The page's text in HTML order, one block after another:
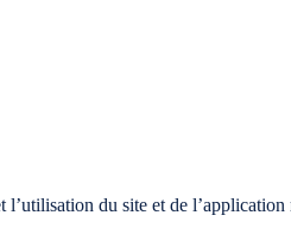
du site et de